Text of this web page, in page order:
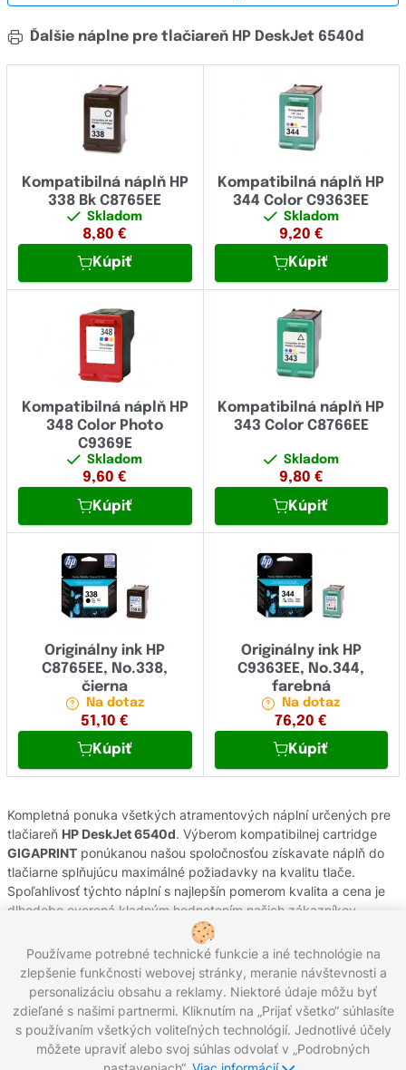
Ďalšie náplne pre tlačiareň HP DeskJet 6540d
Kompatibilná náplň HP
338 Bk C8765EE
Skladom
8,80 €
Kúpiť
Kompatibilná náplň HP
344 Color C9363EE
Skladom
9,20 €
Kúpiť
Kompatibilná náplň HP
348 Color Photo
C9369E
Skladom
9,60 €
Kúpiť
Kompatibilná náplň HP
343 Color C8766EE
Skladom
9,80 €
Kúpiť
Originálny ink HP
C8765EE, No.338,
čierna
Na dotaz
51,10 €
Kúpiť
Originálny ink HP
C9363EE, No.344,
farebná
Na dotaz
76,20 €
Kúpiť
Kompletná ponuka všetkých atramentových náplní určených pre
tlačiareň HP DeskJet 6540d. Výberom kompatibilnej cartridge
GIGAPRINT ponúkanou našou spoločnosťou získavate náplň do
tlačiarne splňujúcu maximálné požiadavky na kvalitu tlače.
Spoľahlivosť týchto náplní s najlepšín pomerom kvalita a cena je
dlhodobo overená kladným hodnotením našich zákazníkov.
Originálne atramentové cartridge od výrobcov
oficiálnej slovenskej distribúcie s garanciou pôvodu. Potrebujete
poradiť s výberom náplní do Vašej tlačiarne, kontaktujte náš
zákaznícky servis, kde Vám radi pomôžeme.
Zavolajte nám: 0221 000 012 Pracovné dni 8:00 - 16:30
Používame potrebné technické funkcie a iné technológie na
zlepšenie funkčnosti webovej stránky, meranie návštevnosti a
personalizáciu obsahu a reklamy. Niektoré údaje môžu byť
zdieľané s našimi partnermi. Kliknutím na „Prijať všetko“ súhlasíte
s používaním všetkých voliteľných technológií. Jednotlivé účely
môžete upraviť alebo svoj súhlas odvolať v „Podrobných